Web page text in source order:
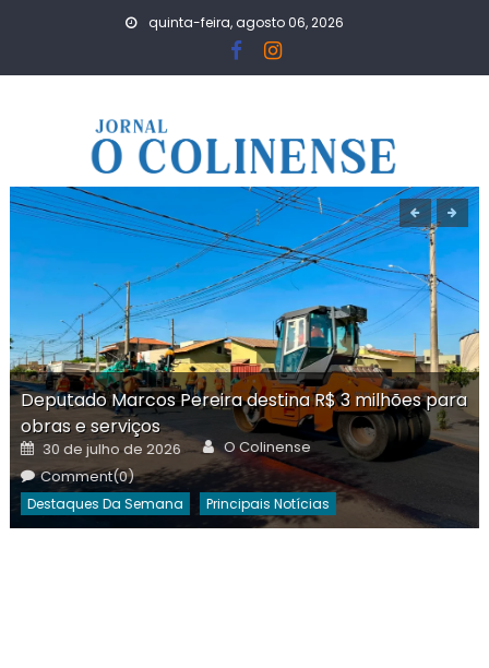
quinta-feira, agosto 06, 2026
Deputado Marcos Pereira destina R$ 3 milhões para
obras e serviços
Posted
on
30 de julho de 2026 Author
O Colinense
Comment(0)
Destaques Da Semana Principais Notícias